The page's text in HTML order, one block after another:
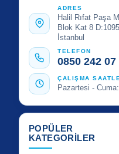
ADRES
Halil Rıfat Paşa
Blok Kat 8
İstanbul
TELEFON
0850 242 07
ÇALIŞMA
Pazartesi -
POPÜLER
KATEGORİLER